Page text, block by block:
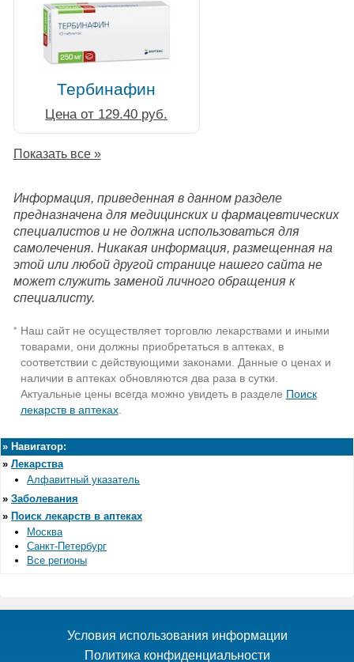
Тербинафин
Цена от 129.40 руб.
Показать все »
Информация, приведенная в данном разделе
предназначена для медицинских и фармацевтических
специалистов и не должна использоваться для
самолечения. Никакая информация, размещенная на
этой или любой другой странице нашего сайта не
может служить заменой личного обращения к
специалисту.
* Наш сайт не осуществляет торговлю лекарствами и иными
товарами, они должны приобретаться в аптеках, в
соответствии с действующими законами. Данные о ценах и
наличии в аптеках обновляются два раза в сутки.
Актуальные цены всегда можно увидеть в разделе Поиск
лекарств в аптеках.
» Навигатор:
» Лекарства
Алфавитный указатель
» Заболевания
» Поиск лекарств в аптеках
Москва
Санкт-Петербург
Все регионы
Условия использования информации
Политика конфиденциальности